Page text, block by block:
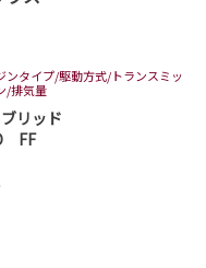
ンタイプ/駆動方式/トランスミッ
/排気量
リッド
FF